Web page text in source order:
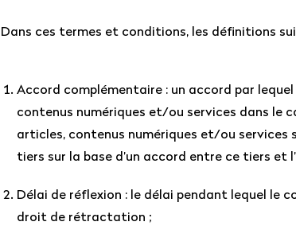
Dans ces termes et conditions, les définitions
Accord complémentaire : un accord par
contenus numériques et/ou services dans le
articles, contenus numériques et/ou services
tiers sur la base d’un accord entre ce tiers et
Délai de réflexion : le délai pendant lequel le
droit de rétractation ;